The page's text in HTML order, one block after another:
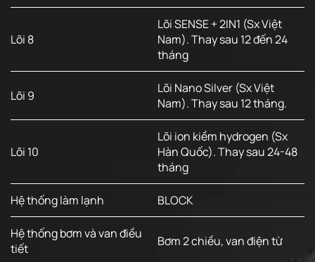
Lõi 8
Lõi SENSE + 2IN1 (Sx Việt
Nam). Thay sau 12 đến 24
tháng
Lõi 9
Lõi Nano Silver (Sx Việt
Nam). Thay sau 12 tháng.
Lõi 10
Lõi ion kiềm hydrogen (Sx
Hàn Quốc). Thay sau 24-48
tháng
Hệ thống làm lạnh BLOCK
Hệ thống bơm và van điều
tiết
Bơm 2 chiều, van điện từ